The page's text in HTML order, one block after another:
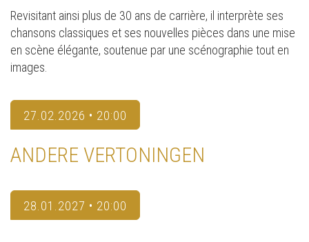
Revisitant ainsi plus de 30 ans de carrière, il interprète ses
chansons classiques et ses nouvelles pièces dans une mise
en scène élégante, soutenue par une scénographie tout en
images.
27.02.2026 • 20:00
ANDERE VERTONINGEN
28.01.2027 • 20:00